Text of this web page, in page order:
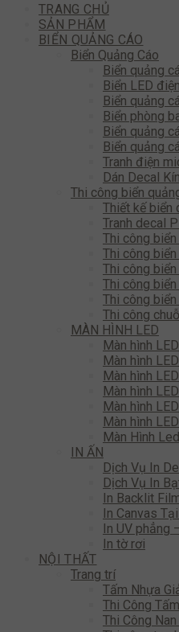
TRANG CHỦ
SẢN PHẨM
BIỂN QUẢNG CÁO
Biển Quảng Cáo
Biển quảng
Biển LED
Biển quảng
Biển phòng
Biển quảng
Biển quảng
Tranh điện
Dán Decal
Thi công biển
Thiết kế biển
Tranh decal
Thi công
Thi công
Thi công
Thi công
Thi công
Thi công
MÀN HÌNH LED
Màn hình
Màn hình
Màn hình
Màn hình
Màn hình
Màn hình
Màn Hình
IN ẤN
Dịch Vụ In
Dịch Vụ In
In Backlit
In Canvas
In UV phẳng
In tờ rơi
NỘI THẤT
Trang trí
Tấm Nhựa
Thi Công
Thi Công